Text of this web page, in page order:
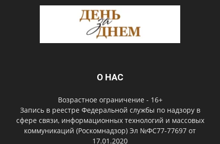
О НАС
Возрастное ограничение - 16+
Запись в реестре Федеральной службы по надзору в
сфере связи, информационных технологий и массовых
коммуникаций (Роскомнадзор) Эл №ФС77-77697 от
17.01.2020